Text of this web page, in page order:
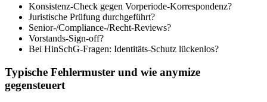
Konsistenz-Check gegen Vorperiode-Korrespondenz?
Juristische Prüfung durchgeführt?
Senior-/Compliance-/Recht-Reviews?
Vorstands-Sign-off?
Bei HinSchG-Fragen: Identitäts-Schutz lückenlos?
Typische Fehlermuster und wie anymize
gegensteuert